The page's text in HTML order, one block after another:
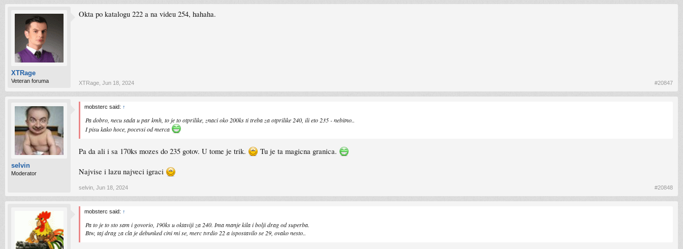
XTRage
Veteran foruma
Okta po katalogu 222 a na videu 254, hahaha.
XTRage Jun 18, 2024 #20847
selvin
Moderator
mobsterc said: ↑
Pa dobro, necu sada u par kmh, to je to otprilike, znaci oko 200ks ti treba za otprilike 240, ili eto 235 - nebitno..
I pisu kako hoce, pocevsi od merca
Pa da ali i sa 170ks mozes do 235 gotov. U tome je trik. Tu je ta magicna granica.
Najvise i lazu najveci igraci
selvin Jun 18, 2024 #20848
mobsterc said: ↑
Pa to je to sto sam i govorio, 190ks u oktaviji za 240. Ima manje kila i bolji drag od superba.
Btw, taj drag za cla je debunked cini mi se, merc tvrdio 22 a ispostavilo se 29, ovako nesto..